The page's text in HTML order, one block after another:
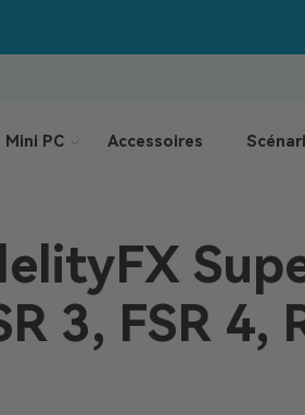
Mini PC Accessoires
3, FSR 4,